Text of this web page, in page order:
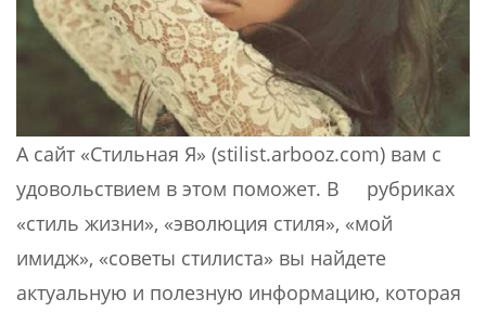
А сайт «Стильная Я» (stilist.arbooz.com) вам с
удовольствием в этом поможет. В рубриках
«стиль жизни», «эволюция стиля», «мой
имидж», «советы стилиста» вы найдете
актуальную и полезную информацию, которая